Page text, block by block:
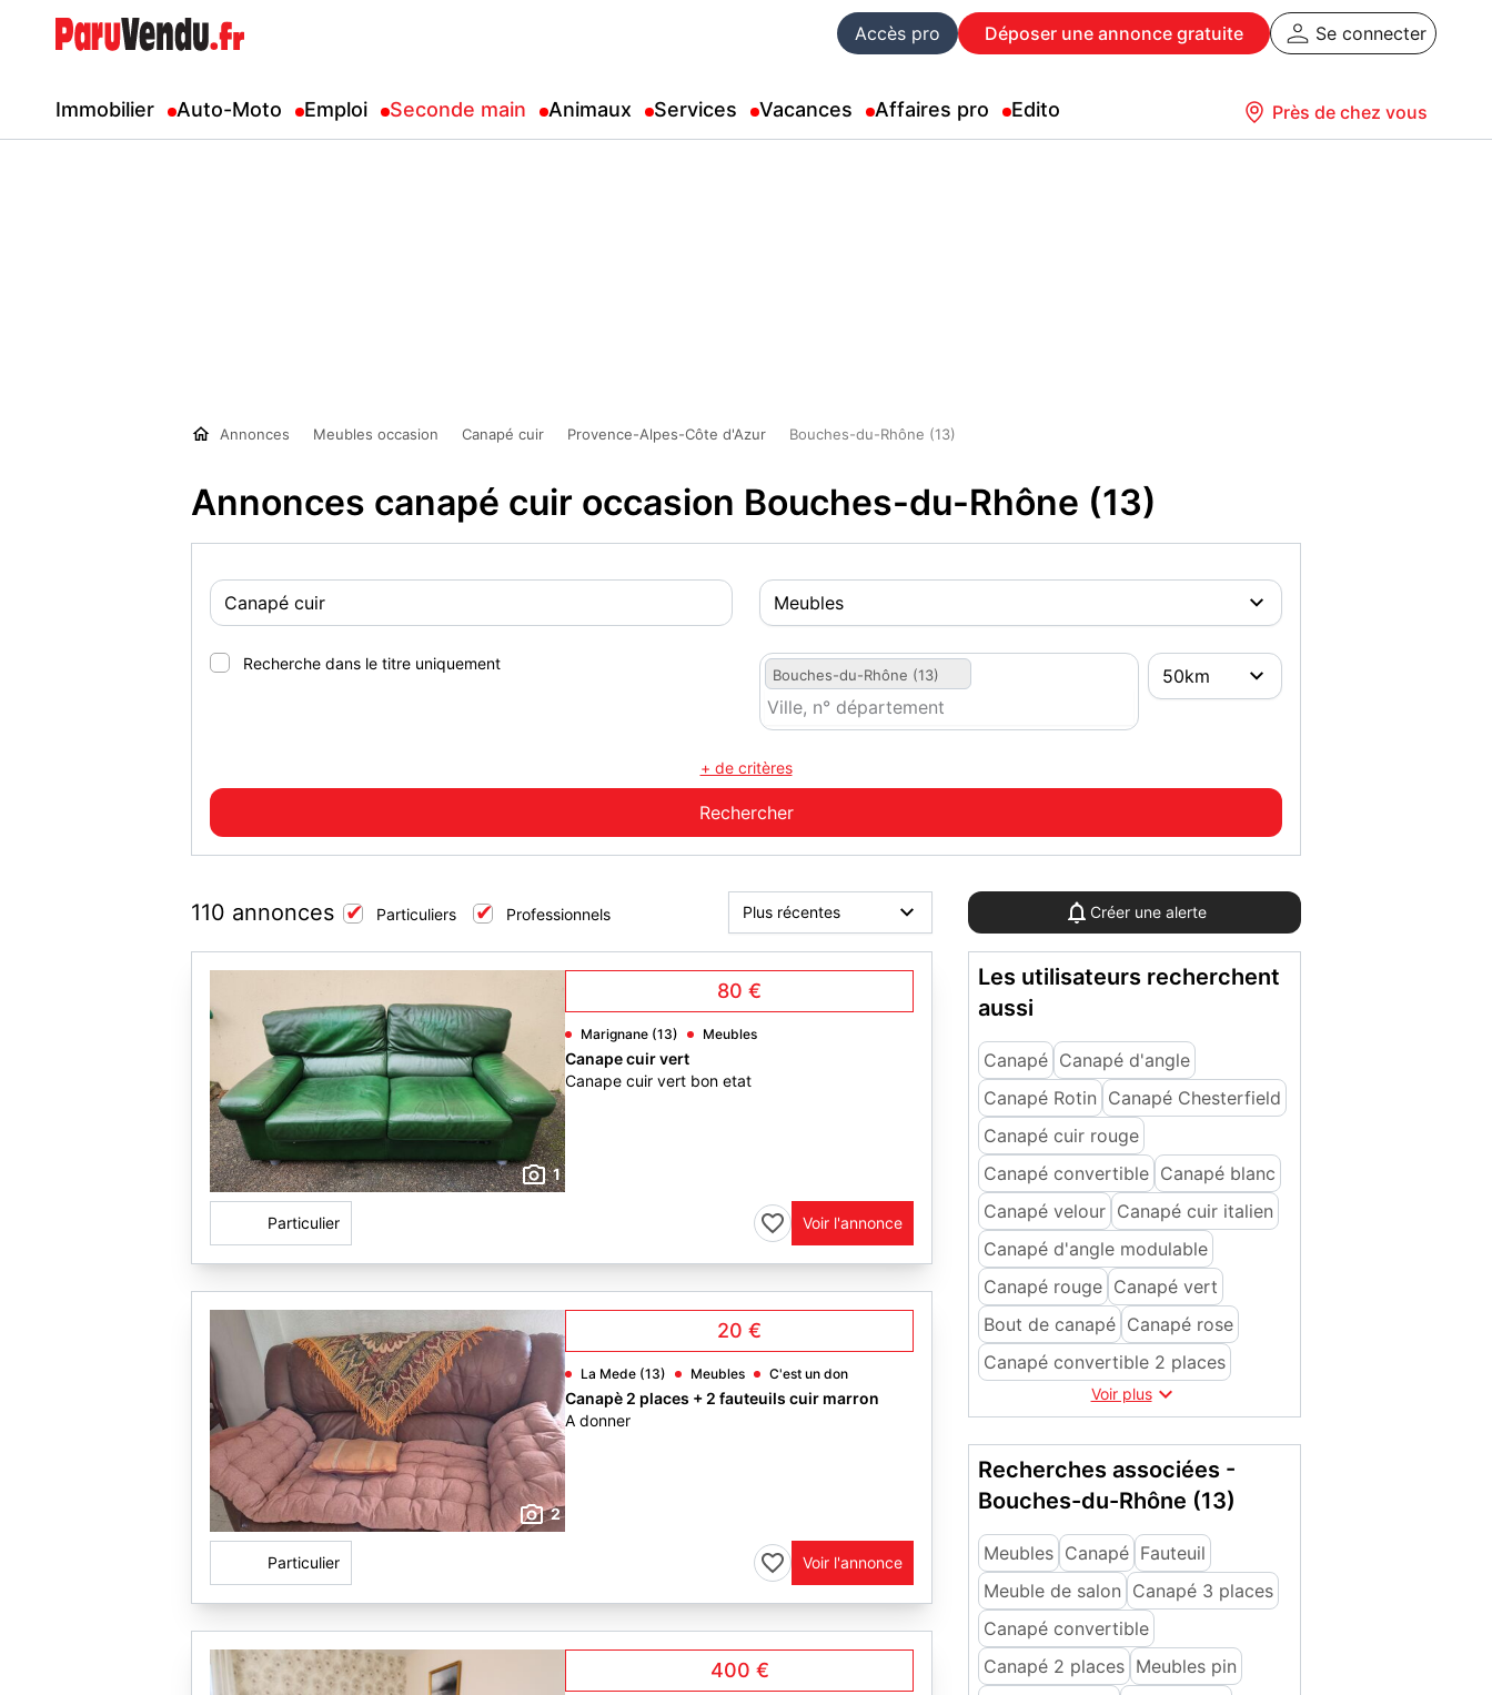
Accès pro Déposer une annonce gratuite Se connecter
Immobilier Auto-Moto Emploi Seconde main Animaux Services Vacances Affaires pro Edito Près de chez vous
Annonces Meubles occasion Canapé cuir Provence-Alpes-Côte d'Azur Bouches-du-Rhône (13)
Annonces canapé cuir occasion Bouches-du-Rhône (13)
Recherche dans le titre uniquement
Bouches-du-Rhône (13)
+ de critères
110 annonces Particuliers Professionnels Créer une alerte
1
80 €
Marignane (13) Meubles
Canape cuir vert
Canape cuir vert bon etat
Particulier Voir l'annonce
2
20 €
La Mede (13) Meubles C'est un don
Canapè 2 places + 2 fauteuils cuir marron
A donner
Particulier Voir l'annonce
400 €
Les utilisateurs recherchent
aussi
Canapé Canapé d'angle
Canapé Rotin Canapé Chesterfield
Canapé cuir rouge
Canapé convertible Canapé blanc
Canapé velour Canapé cuir italien
Canapé d'angle modulable
Canapé rouge Canapé vert
Bout de canapé Canapé rose
Canapé convertible 2 places
Voir plus
Recherches associées -
Bouches-du-Rhône (13)
Meubles Canapé Fauteuil
Meuble de salon Canapé 3 places
Canapé convertible
Canapé 2 places Meubles pin